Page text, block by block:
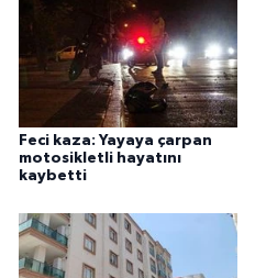
Feci kaza: Yayaya çarpan
motosikletli hayatını
kaybetti